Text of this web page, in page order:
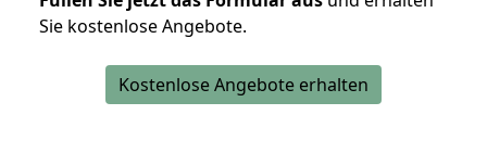
Sie kostenlose Angebote.
Kostenlose Angebote erhalten